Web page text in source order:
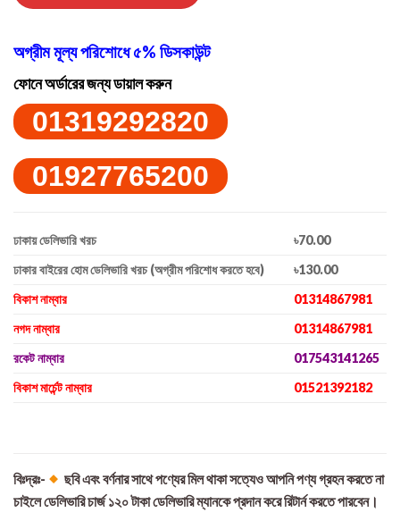
অগ্রীম মূল্য পরিশোধে ৫% ডিসকাউন্ট
ফোনে অর্ডারের জন্য ডায়াল করুন
01319292820
01927765200
ঢাকায় ডেলিভারি খরচ
৳70.00
ঢাকার বাইরের হোম ডেলিভারি খরচ (অগ্রীম পরিশোধ করতে হবে)
৳130.00
বিকাশ নাম্বার
01314867981
নগদ নাম্বার
01314867981
রকেট নাম্বার
017543141265
বিকাশ মার্চেন্ট নাম্বার
01521392182
বিঃদ্রঃ-
ছবি এবং বর্ণনার সাথে পণ্যের মিল থাকা সত্যেও আপনি পণ্য গ্রহন করতে না
চাইলে ডেলিভারি চার্জ ১২০ টাকা ডেলিভারি ম্যানকে প্রদান করে রিটার্ন করতে পারবেন।